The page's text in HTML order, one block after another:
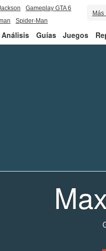
Gameplay GTA 6
Spider-Man
Más
Análisis Guías Juegos